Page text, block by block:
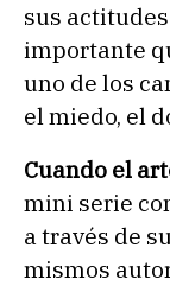
sus
importante
uno de los
el miedo, el
Cuando el
mini serie
a través de
mismos